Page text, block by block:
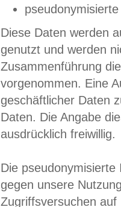
Diese Daten werden
genutzt und werden
Zusammenführung
vorgenommen. Eine
geschäftlicher Daten
Daten. Die Angabe
ausdrücklich freiwillig.
Die
gegen unsere
Zugriffsversuchen